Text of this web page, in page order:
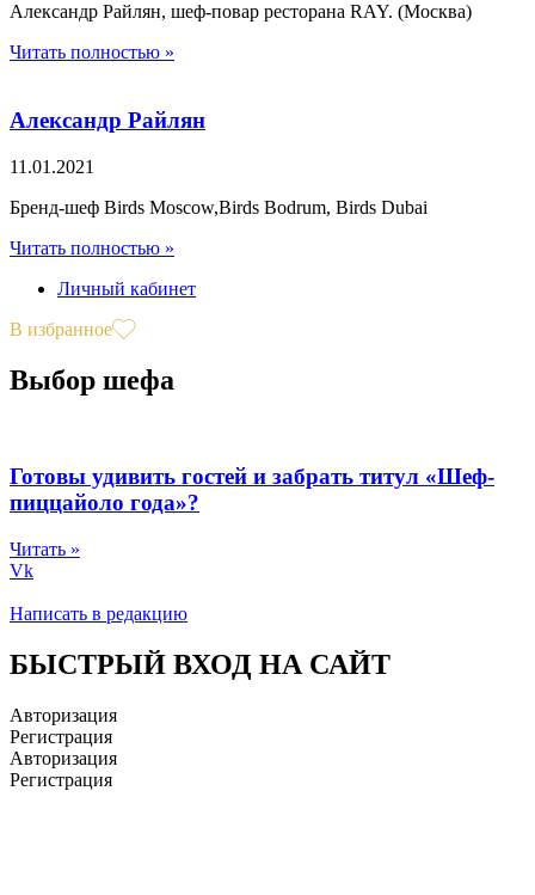
Александр Райлян, шеф-повар ресторана RAY. (Москва)
Читать полностью »
Александр Райлян
11.01.2021
Бренд-шеф Birds Moscow,Birds Bodrum, Birds Dubai
Читать полностью »
Личный кабинет
В избранное
Выбор шефа
Готовы удивить гостей и забрать титул «Шеф-
пиццайоло года»?
Читать »
Vk
Написать в редакцию
БЫСТРЫЙ ВХОД НА САЙТ
Авторизация
Регистрация
Авторизация
Регистрация